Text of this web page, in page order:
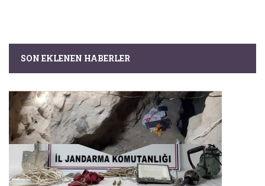
SON EKLENEN HABERLER